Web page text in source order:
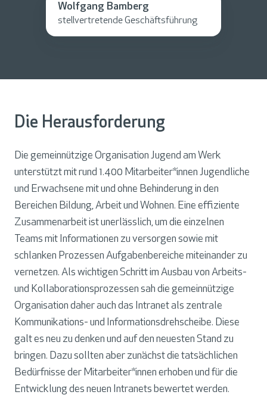
Wolfgang Bamberg
stellvertretende Geschäftsführung
Die Herausforderung
Die gemeinnützige Organisation Jugend am Werk
unterstützt mit rund 1.400 Mitarbeiter*innen Jugendliche
und Erwachsene mit und ohne Behinderung in den
Bereichen Bildung, Arbeit und Wohnen. Eine effiziente
Zusammenarbeit ist unerlässlich, um die einzelnen
Teams mit Informationen zu versorgen sowie mit
schlanken Prozessen Aufgabenbereiche miteinander zu
vernetzen. Als wichtigen Schritt im Ausbau von Arbeits-
und Kollaborationsprozessen sah die gemeinnützige
Organisation daher auch das Intranet als zentrale
Kommunikations- und Informationsdrehscheibe. Diese
galt es neu zu denken und auf den neuesten Stand zu
bringen. Dazu sollten aber zunächst die tatsächlichen
Bedürfnisse der Mitarbeiter*innen erhoben und für die
Entwicklung des neuen Intranets bewertet werden.